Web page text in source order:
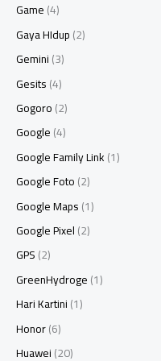
Game(4)
Gaya HIdup(2)
Gemini(3)
Gesits(4)
Gogoro(2)
Google(4)
Google Family Link(1)
Google Foto(2)
Google Maps(1)
Google Pixel(2)
GPS(2)
GreenHydroge(1)
Hari Kartini(1)
Honor(6)
Huawei(20)